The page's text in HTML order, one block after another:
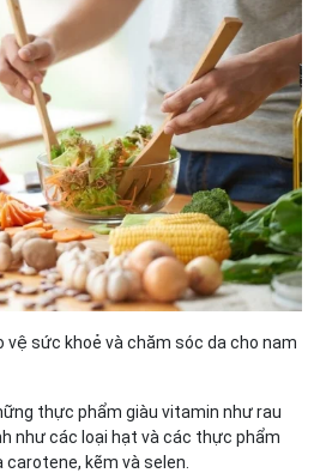
vệ sức khoẻ và chăm sóc da cho nam
thực phẩm giàu vitamin như rau
như các loại hạt và các thực phẩm
kẽm và selen.